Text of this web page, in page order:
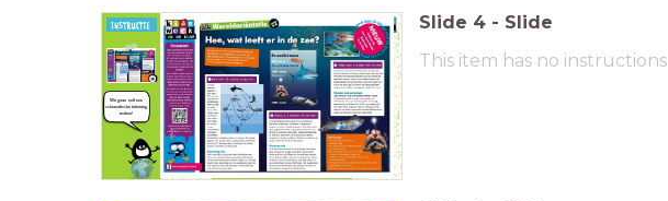
We gaan zelf een
schematische tekening
maken!
Slide 4 - Slide
This item has no instructions